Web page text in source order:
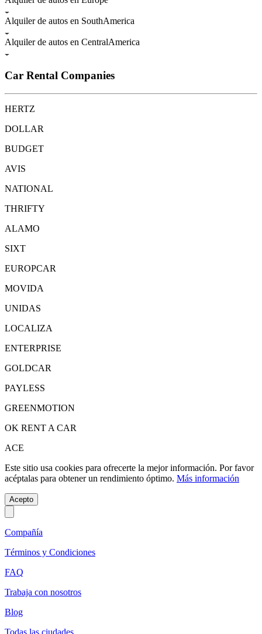
Alquiler de autos en SouthAmerica
Alquiler de autos en CentralAmerica
Car Rental Companies
HERTZ
DOLLAR
BUDGET
AVIS
NATIONAL
THRIFTY
ALAMO
SIXT
EUROPCAR
MOVIDA
UNIDAS
LOCALIZA
ENTERPRISE
GOLDCAR
PAYLESS
GREENMOTION
OK RENT A CAR
ACE
Este sitio usa cookies para ofrecerte la mejor información. Por favor
acéptalas para obtener un rendimiento óptimo. Más información
Acepto
Compañía
Términos y Condiciones
FAQ
Trabaja con nosotros
Blog
Todas las ciudades